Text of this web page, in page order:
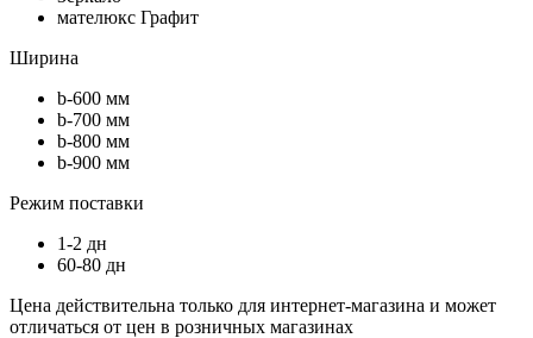
мателюкс Графит
Ширина
b-600 мм
b-700 мм
b-800 мм
b-900 мм
Режим поставки
1-2 дн
60-80 дн
Цена действительна только для интернет-магазина и может
отличаться от цен в розничных магазинах